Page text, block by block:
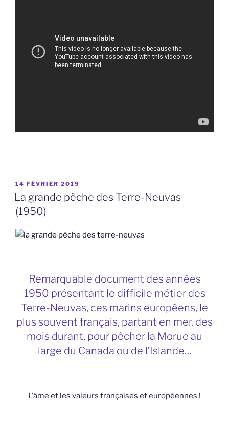
PUBLIÉ
LE
14 FÉVRIER 2019
La grande pêche des Terre-Neuvas
(1950)
Remarquable document des années
1950 présentant le difficile métier des
Terre-Neuvas, ces marins européens, le
plus souvent français, partant en mer, des
mois durant, pour pêcher la Morue au
large du Canada ou de l’Islande…
L’âme et les valeurs françaises et européennes !